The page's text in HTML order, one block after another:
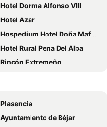
Hotel Dorma Alfonso VIII
Hotel Azar
Hospedium Hotel Doña Mafalda de Castilla
Hotel Rural Pena Del Alba
Rincón Extremeño
Plasencia
Ayuntamiento de Béjar